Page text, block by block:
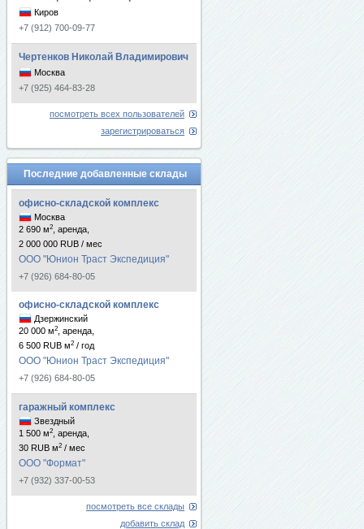
Киров
+7 (912) 700-09-77
Чертенков Николай Владимирович
Москва
+7 (925) 464-83-28
посмотреть всех пользователей
зарегистрироваться
Последние добавленные склады
офисно-складской комплекс
Москва
2 690 м2
, аренда,
2 000 000 RUB / мес
ООО "Юнион Траст Экспедиция"
+7 (926) 684-80-05
офисно-складской комплекс
Дзержинский
20 000 м2
, аренда,
6 500 RUB м2 / год
ООО "Юнион Траст Экспедиция"
+7 (926) 684-80-05
гаражный комплекс
Звездный
1 500 м2
, аренда,
30 RUB м2 / мес
ООО "Формат"
+7 (932) 337-00-53
посмотреть все склады
добавить склад